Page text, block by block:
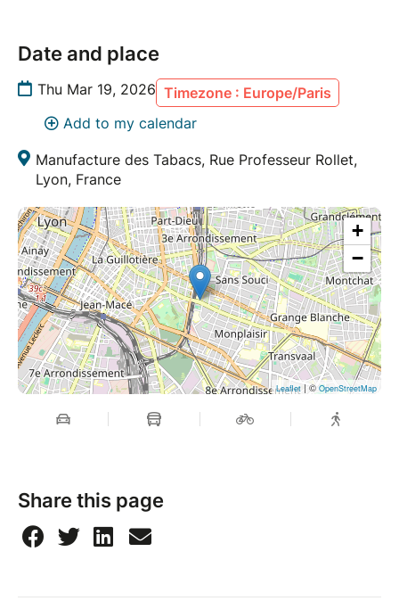
Date and place
Thu Mar 19, 2026 Timezone : Europe/Paris
Add to my calendar
Manufacture des Tabacs, Rue Professeur Rollet,
Lyon, France
+
−
Leaflet| ©OpenStreetMap
Share this page